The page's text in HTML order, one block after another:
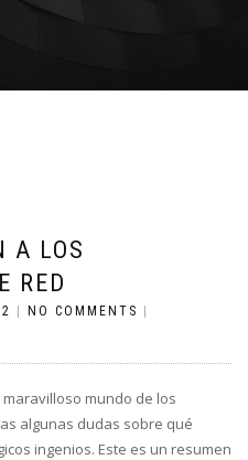
A LOS
RED
NO COMMENTS
mundo de los
algunas dudas sobre qué
ingenios. Este es un resumen